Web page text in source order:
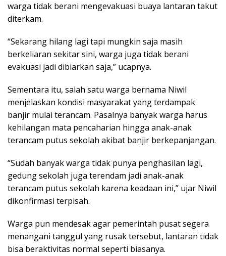
warga tidak berani mengevakuasi buaya lantaran takut
diterkam.
“Sekarang hilang lagi tapi mungkin saja masih
berkeliaran sekitar sini, warga juga tidak berani
evakuasi jadi dibiarkan saja,” ucapnya.
Sementara itu, salah satu warga bernama Niwil
menjelaskan kondisi masyarakat yang terdampak
banjir mulai terancam. Pasalnya banyak warga harus
kehilangan mata pencaharian hingga anak-anak
terancam putus sekolah akibat banjir berkepanjangan.
“Sudah banyak warga tidak punya penghasilan lagi,
gedung sekolah juga terendam jadi anak-anak
terancam putus sekolah karena keadaan ini,” ujar Niwil
dikonfirmasi terpisah.
Warga pun mendesak agar pemerintah pusat segera
menangani tanggul yang rusak tersebut, lantaran tidak
bisa beraktivitas normal seperti biasanya.